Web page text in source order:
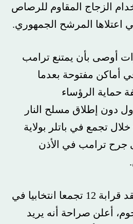
الزجاج المقاوم للرصاص
اعتلاها المرشح الجمهوري.
أوصى بأن يمتنع ترامب
أماكن مفتوحة بعدما
حماية الرؤساء
دون إطلاق مسلح النار
تجمع في باتلر بولاية
جرح ترامب في الأذن
وكان ترامب الذي عقد قرابة 12 تجمعا انتخابيا في
أعلن صراحة أنه يريد